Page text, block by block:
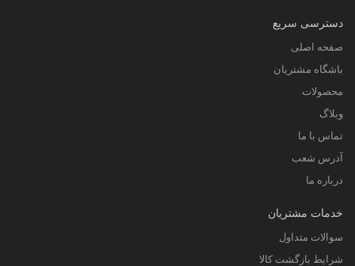
دسترسی سریع
صفحه اصلی
باشگاه مشتریان
محصولات
وبلاگ
تماس با ما
آدرس شعب
درباره ما
خدمات مشتریان
سوالات متداول
شرایط بازگشت کالا